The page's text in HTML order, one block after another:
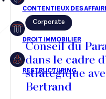
Droit immobilier
Restructuring
Article
Corporate
Conseil du
dans le cadre
stratégique
Bertrand